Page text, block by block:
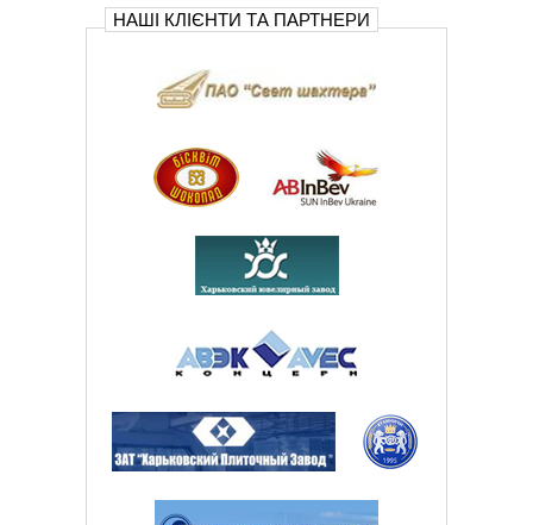
НАШІ КЛІЄНТИ ТА ПАРТНЕРИ